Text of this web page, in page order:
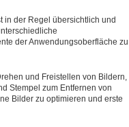
in der Regel übersichtlich und
der Anwendungsoberfläche zu
und Freistellen von Bildern,
Stempel zum Entfernen von
Bilder zu optimieren und erste